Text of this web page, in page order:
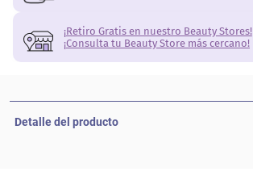
¡Retiro Gratis en nuestro Beauty Stores!
¡Consulta tu Beauty Store más cercano!
Detalle del producto